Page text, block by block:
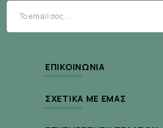
ΕΠΙΚΟΙΝΩΝΊΑ
ΣΧΕΤΙΚΆ ΜΕ ΕΜΆΣ